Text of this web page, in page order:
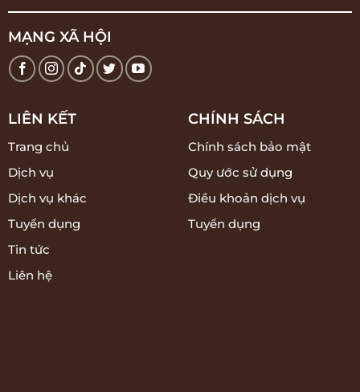
MẠNG XÃ HỘI
LIÊN KẾT
Trang chủ
Dịch vụ
Dịch vụ khác
Tuyển dụng
Tin tức
Liên hệ
CHÍNH SÁCH
Chính sách bảo mật
Quy ước sử dụng
Điều khoản dịch vụ
Tuyển dụng